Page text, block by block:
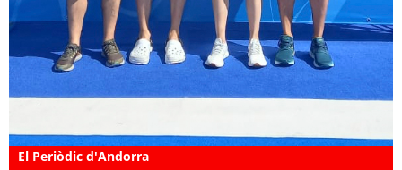
El Periòdic d'Andorra